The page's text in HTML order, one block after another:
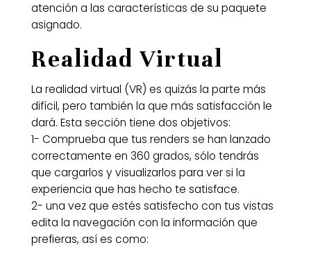
atención a las características de su paquete
asignado.
Realidad Virtual
La realidad virtual (VR) es quizás la parte más
difícil, pero también la que más satisfacción le
dará. Esta sección tiene dos objetivos:
1- Comprueba que tus renders se han lanzado
correctamente en 360 grados, sólo tendrás
que cargarlos y visualizarlos para ver si la
experiencia que has hecho te satisface.
2- una vez que estés satisfecho con tus vistas
edita la navegación con la información que
prefieras, así es como: